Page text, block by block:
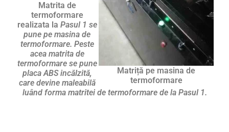
Matriță pe masina de
termoformare
Matrita de
termoformare
realizata la Pasul 1 se
pune pe masina de
termoformare. Peste
acea matrita de
termoformare se pune
placa ABS incălzită,
care devine maleabilă
luând forma matritei de termoformare de la Pasul 1.